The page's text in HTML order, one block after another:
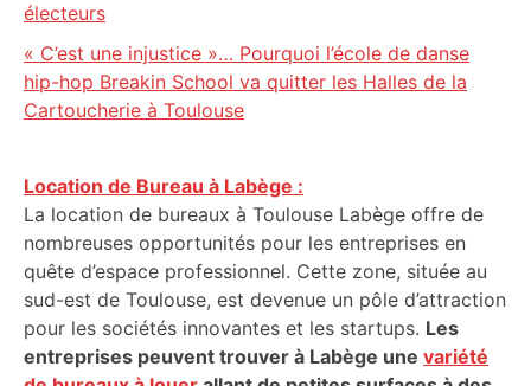
électeurs
« C’est une injustice »… Pourquoi l’école de danse
hip-hop Breakin School va quitter les Halles de la
Cartoucherie à Toulouse
Location de Bureau à Labège :
La location de bureaux à Toulouse Labège offre de
nombreuses opportunités pour les entreprises en
quête d’espace professionnel. Cette zone, située au
sud-est de Toulouse, est devenue un pôle d’attraction
pour les sociétés innovantes et les startups. Les
entreprises peuvent trouver à Labège une variété